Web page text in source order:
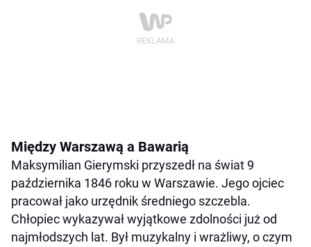
Między Warszawą a Bawarią
Maksymilian Gierymski przyszedł na świat 9
października 1846 roku w Warszawie. Jego ojciec
pracował jako urzędnik średniego szczebla.
Chłopiec wykazywał wyjątkowe zdolności już od
najmłodszych lat. Był muzykalny i wrażliwy, o czym